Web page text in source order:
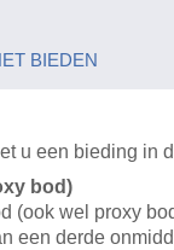
BIEDEN
u een bieding in
bod)
(ook wel proxy
een derde